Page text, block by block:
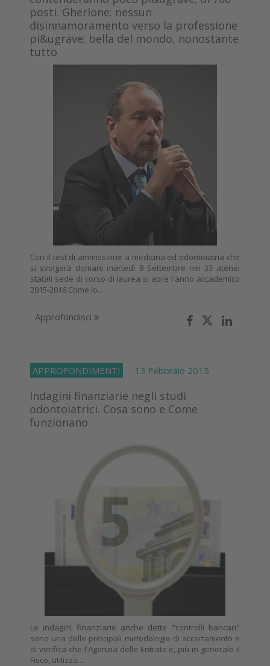
posti. Gherlone: nessun
disinnamoramento verso la professione
pi&ugrave; bella del mondo, nonostante
tutto
Con il test di ammissione a medicina ed odontoiatria che
si svolgerà domani martedì 8 Settembre nei 33 atenei
statali sede di corso di laurea si apre l'anno accademico
2015-2016.Come lo...
Approfondisci
APPROFONDIMENTI 13 Febbraio 2015
Indagini finanziarie negli studi
odontoiatrici. Cosa sono e Come
funzionano
Le indagini finanziarie anche dette "controlli bancari"
sono una delle principali metodologie di accertamento e
di verifica che l'Agenzia delle Entrate e, più in generale il
Fisco, utilizza...